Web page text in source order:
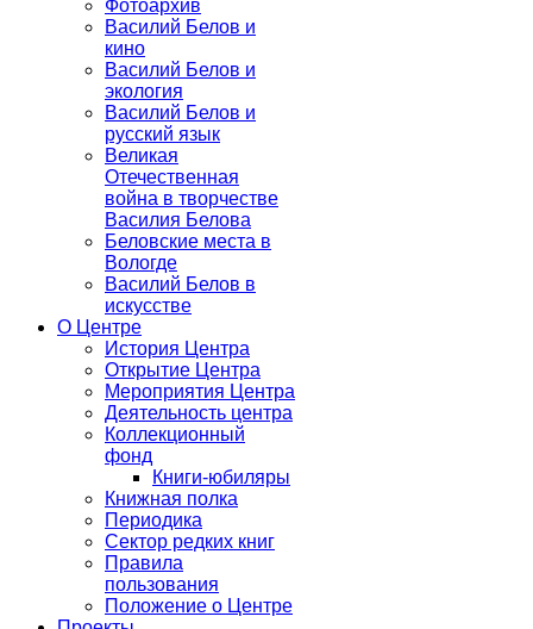
Фотоархив
Василий Белов и
кино
Василий Белов и
экология
Василий Белов и
русский язык
Великая
Отечественная
война в творчестве
Василия Белова
Беловские места в
Вологде
Василий Белов в
искусстве
О Центре
История Центра
Открытие Центра
Мероприятия Центра
Деятельность центра
Коллекционный
фонд
Книги-юбиляры
Книжная полка
Периодика
Сектор редких книг
Правила
пользования
Положение о Центре